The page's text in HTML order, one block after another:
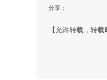
分享：
【允许转载，转